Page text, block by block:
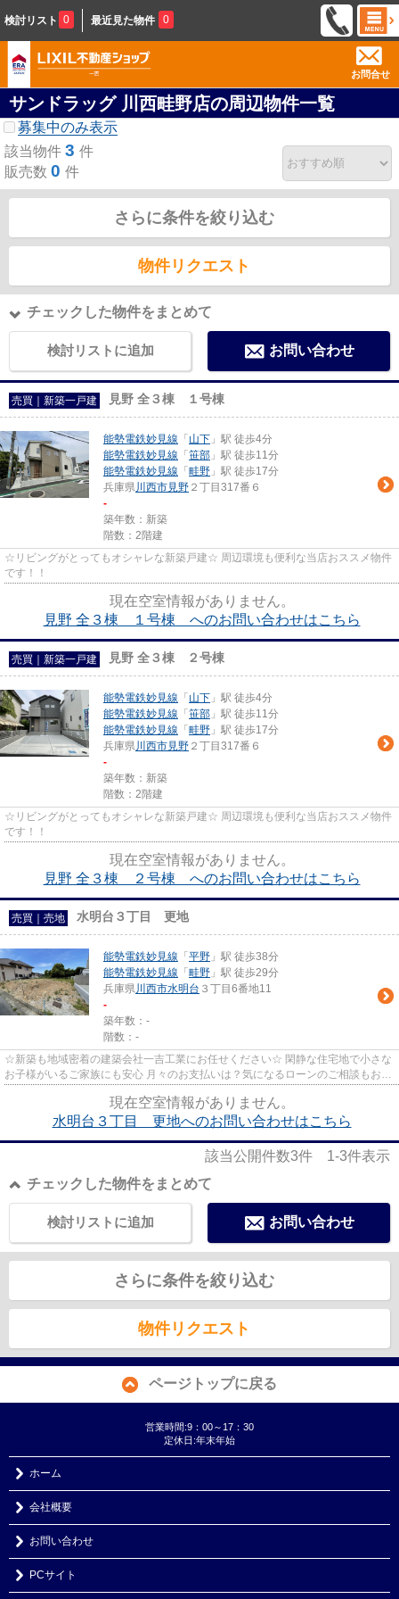
検討リスト 0 最近見た物件 0
お問合せ
サンドラッグ 川西畦野店の周辺物件一覧
募集中のみ表示
該当物件 3 件
販売数 0 件
さらに条件を絞り込む
物件リクエスト
チェックした物件をまとめて
検討リストに追加 お問い合わせ
売買｜新築一戸建 見野 全３棟 １号棟
能勢電鉄妙見線 「 山下 」駅 徒歩4分
能勢電鉄妙見線 「 笹部 」駅 徒歩11分
能勢電鉄妙見線 「 畦野 」駅 徒歩17分
兵庫県川西市見野 ２丁目317番６
-
築年数：新築
階数：2階建
☆リビングがとってもオシャレな新築戸建☆ 周辺環境も便利な当店おススメ物件
です！！
現在空室情報がありません。
見野 全３棟 １号棟 へのお問い合わせはこちら
売買｜新築一戸建 見野 全３棟 ２号棟
能勢電鉄妙見線 「 山下 」駅 徒歩4分
能勢電鉄妙見線 「 笹部 」駅 徒歩11分
能勢電鉄妙見線 「 畦野 」駅 徒歩17分
兵庫県川西市見野 ２丁目317番６
-
築年数：新築
階数：2階建
☆リビングがとってもオシャレな新築戸建☆ 周辺環境も便利な当店おススメ物件
です！！
現在空室情報がありません。
見野 全３棟 ２号棟 へのお問い合わせはこちら
売買｜売地 水明台３丁目 更地
能勢電鉄妙見線 「 平野 」駅 徒歩38分
能勢電鉄妙見線 「 畦野 」駅 徒歩29分
兵庫県川西市水明台 ３丁目6番地11
-
築年数：-
階数：-
☆新築も地域密着の建築会社一吉工業にお任せください☆ 閑静な住宅地で小さな
お子様がいるご家族にも安心 月々のお支払いは？気になるローンのご相談もお気
現在空室情報がありません。
水明台３丁目 更地へのお問い合わせはこちら
該当公開件数3件 1-3件表示
チェックした物件をまとめて
お問い合わせ
検討リストに追加
さらに条件を絞り込む
物件リクエスト
ページトップに戻る
営業時間:9：00～17：30
定休日:年末年始
ホーム
会社概要
お問い合わせ
PCサイト